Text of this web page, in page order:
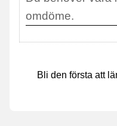
Bli den första att